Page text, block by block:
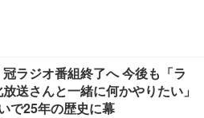
ラジオ番組終了へ 今後も「ラ
送さんと一緒に何かやりたい」
で25年の歴史に幕